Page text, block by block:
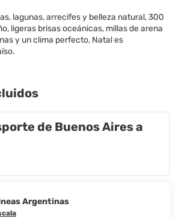
lagunas, arrecifes y belleza natural, 300
ligeras brisas oceánicas, millas de arena
y un clima perfecto, Natal es
de Buenos Aires a
Argentinas